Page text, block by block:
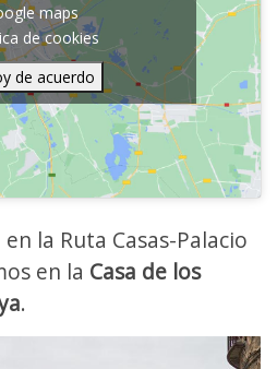
maps
de cookies
de acuerdo
la Ruta Casas-Palacio
en la Casa de los
.